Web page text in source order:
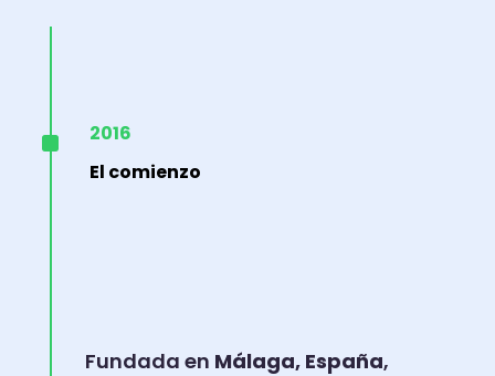
^
2016
El comienzo
Fundada en Málaga, España,